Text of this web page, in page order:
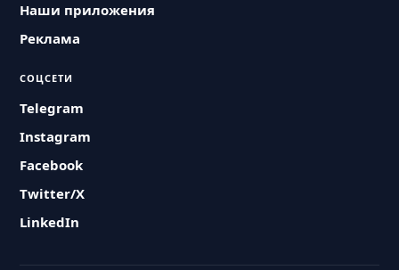
Наши приложения
Реклама
СОЦСЕТИ
Telegram
Instagram
Facebook
Twitter/X
LinkedIn